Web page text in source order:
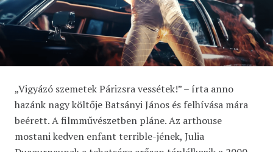
„Vigyázó szemetek Párizsra vessétek!” – írta anno
hazánk nagy költője Batsányi János és felhívása mára
beérett. A filmművészetben pláne. Az arthouse
mostani kedven enfant terrible-jének, Julia